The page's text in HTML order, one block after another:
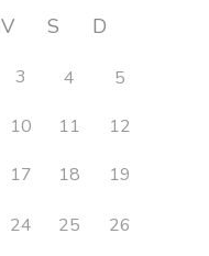
V S D
3 4
5
10 11
12
17 18 19
24 25 26